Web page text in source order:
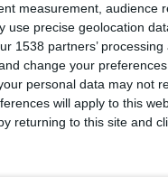
measurement, audience
use precise geolocation
1538 partners’
change your
personal data may not
will apply to this
returning to this site and
RANKING NACH
CONCACAF League
CONCACAF Central American Cup
CONCACAF Champions League
Gesamtes